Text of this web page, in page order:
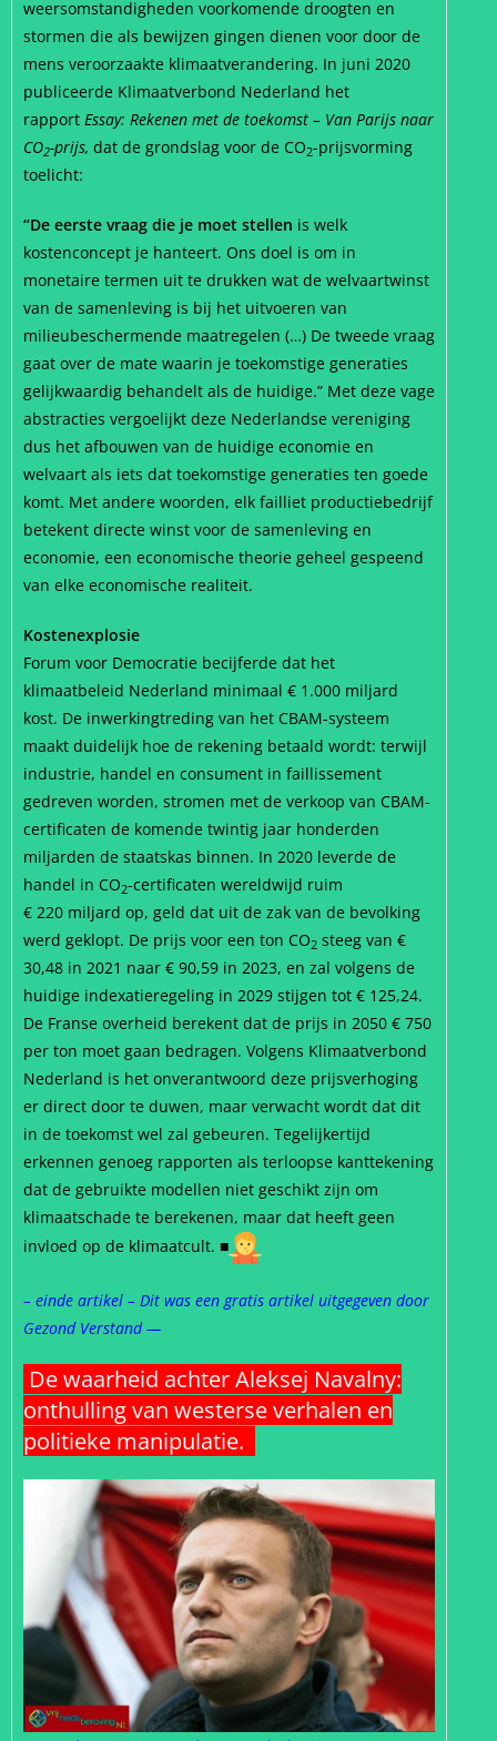
weersomstandigheden voorkomende droogten en
stormen die als bewijzen gingen dienen voor door de
mens veroorzaakte klimaatverandering. In juni 2020
publiceerde Klimaatverbond Nederland het
rapport Essay: Rekenen met de toekomst – Van Parijs naar
CO2-prijs, dat de grondslag voor de CO2-prijsvorming
toelicht:
“De eerste vraag die je moet stellen is welk
kostenconcept je hanteert. Ons doel is om in
monetaire termen uit te drukken wat de welvaartwinst
van de samenleving is bij het uitvoeren van
milieubeschermende maatregelen (…) De tweede vraag
gaat over de mate waarin je toekomstige generaties
gelijkwaardig behandelt als de huidige.” Met deze vage
abstracties vergoelijkt deze Nederlandse vereniging
dus het afbouwen van de huidige economie en
welvaart als iets dat toekomstige generaties ten goede
komt. Met andere woorden, elk failliet productiebedrijf
betekent directe winst voor de samenleving en
economie, een economische theorie geheel gespeend
van elke economische realiteit.
Kostenexplosie
Forum voor Democratie becijferde dat het
klimaatbeleid Nederland minimaal € 1.000 miljard
kost. De inwerkingtreding van het CBAM-systeem
maakt duidelijk hoe de rekening betaald wordt: terwijl
industrie, handel en consument in faillissement
gedreven worden, stromen met de verkoop van CBAM-
certificaten de komende twintig jaar honderden
miljarden de staatskas binnen. In 2020 leverde de
handel in CO2-certificaten wereldwijd ruim
€ 220 miljard op, geld dat uit de zak van de bevolking
werd geklopt. De prijs voor een ton CO2 steeg van €
30,48 in 2021 naar € 90,59 in 2023, en zal volgens de
huidige indexatieregeling in 2029 stijgen tot € 125,24.
De Franse overheid berekent dat de prijs in 2050 € 750
per ton moet gaan bedragen. Volgens Klimaatverbond
Nederland is het onverantwoord deze prijsverhoging
er direct door te duwen, maar verwacht wordt dat dit
in de toekomst wel zal gebeuren. Tegelijkertijd
erkennen genoeg rapporten als terloopse kanttekening
dat de gebruikte modellen niet geschikt zijn om
klimaatschade te berekenen, maar dat heeft geen
invloed op de klimaatcult. ■
– einde artikel – Dit was een gratis artikel uitgegeven door
Gezond Verstand—
De waarheid achter Aleksej Navalny:
onthulling van westerse verhalen en
politieke manipulatie.